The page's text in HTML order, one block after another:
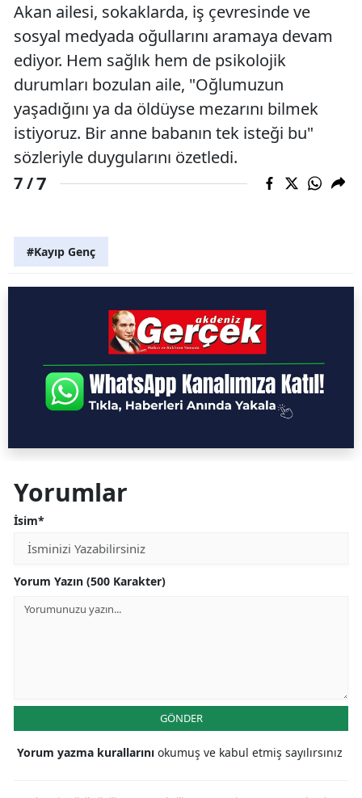
Akan ailesi, sokaklarda, iş çevresinde ve
sosyal medyada oğullarını aramaya devam
ediyor. Hem sağlık hem de psikolojik
durumları bozulan aile, "Oğlumuzun
yaşadığını ya da öldüyse mezarını bilmek
istiyoruz. Bir anne babanın tek isteği bu"
sözleriyle duygularını özetledi.
7 /7
#Kayıp Genç
Yorumlar
İsim*
Yorum Yazın (500 Karakter)
GÖNDER
Yorum yazma kurallarını okumuş ve kabul etmiş sayılırsınız